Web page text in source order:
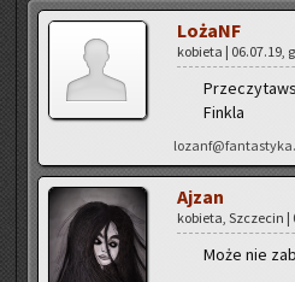
Lo­żaNF
ko­bie­ta | 06.07.19,
Fin­kla
Ajzan
ko­bie­ta, Szcze­cin |
Może nie